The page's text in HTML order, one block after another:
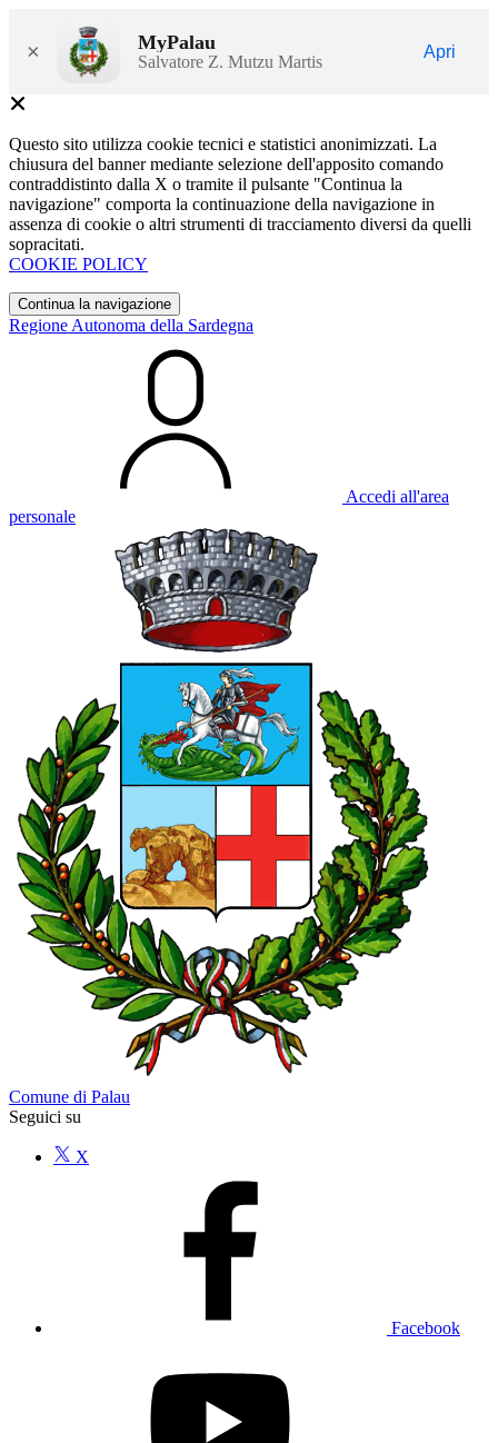
× MyPalau
Salvatore Z. Mutzu Martis
Apri
Questo sito utilizza cookie tecnici e statistici anonimizzati. La
chiusura del banner mediante selezione dell'apposito comando
contraddistinto dalla X o tramite il pulsante "Continua la
navigazione" comporta la continuazione della navigazione in
assenza di cookie o altri strumenti di tracciamento diversi da quelli
sopracitati.
COOKIE POLICY
Continua la navigazione
Regione Autonoma della Sardegna
Accedi all'area
personale
Comune di Palau
Seguici su
X
Facebook